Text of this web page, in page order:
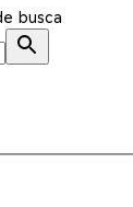
busca